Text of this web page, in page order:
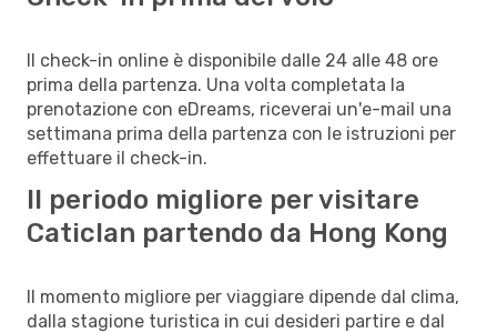
Il check-in online è disponibile dalle 24 alle 48 ore
prima della partenza. Una volta completata la
prenotazione con eDreams, riceverai un'e-mail una
settimana prima della partenza con le istruzioni per
effettuare il check-in.
Il periodo migliore per visitare
Caticlan partendo da Hong Kong
Il momento migliore per viaggiare dipende dal clima,
dalla stagione turistica in cui desideri partire e dal